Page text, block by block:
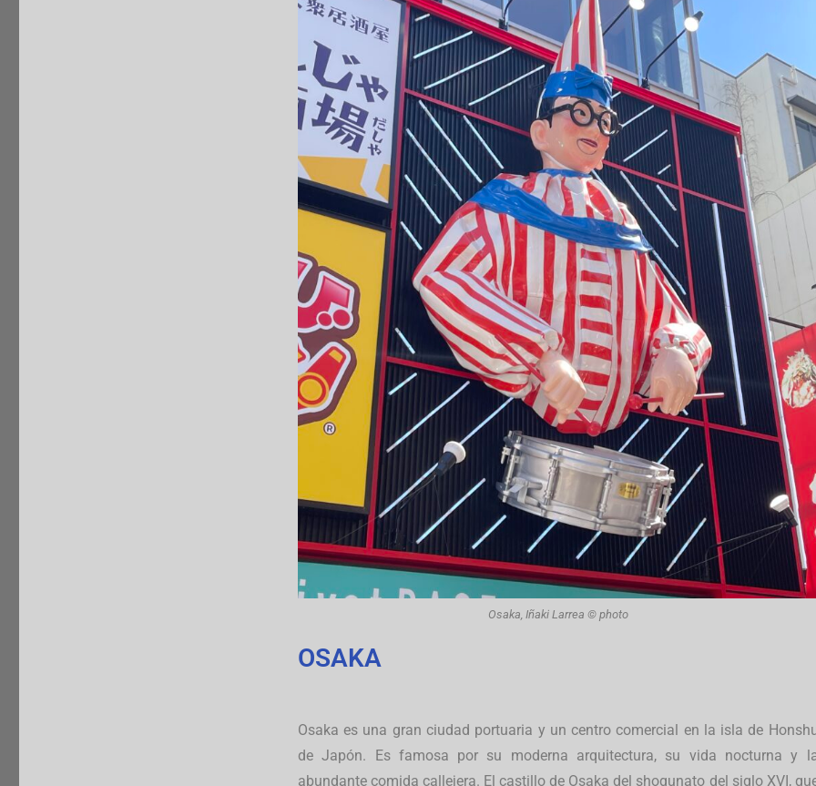
Osaka, Iñaki Larrea © photo
OSAKA
Osaka es una gran ciudad portuaria y un centro comercial en la isla de
de Japón. Es famosa por su moderna arquitectura, su vida nocturna y
abundante comida callejera. El castillo de Osaka del shogunato del siglo XVI,